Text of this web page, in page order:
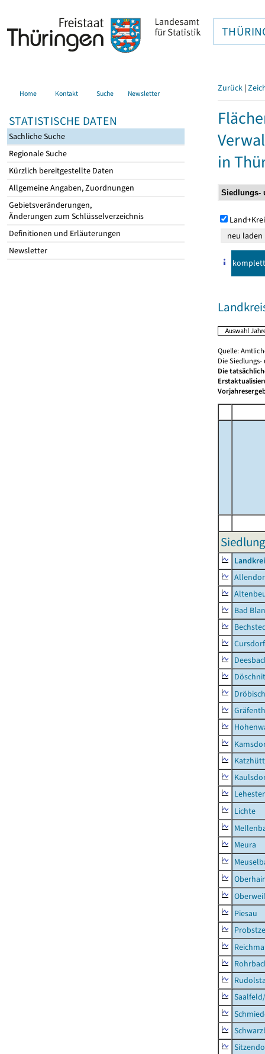
Home Kontakt Suche Newsletter
STATISTISCHE DATEN
Sachliche Suche
Regionale Suche
Kürzlich bereitgestellte Daten
Allgemeine Angaben, Zuordnungen
Gebietsveränderungen,
Änderungen zum Schlüsselverzeichnis
Definitionen und Erläuterungen
Newsletter
Zurück |
in
komplett
Quelle:
Die
Die
Bad
Cursdorf
Lichte
Meura
Piesau